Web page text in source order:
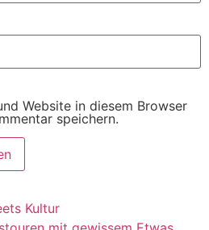
Website in diesem Browser
speichern.
Kultur